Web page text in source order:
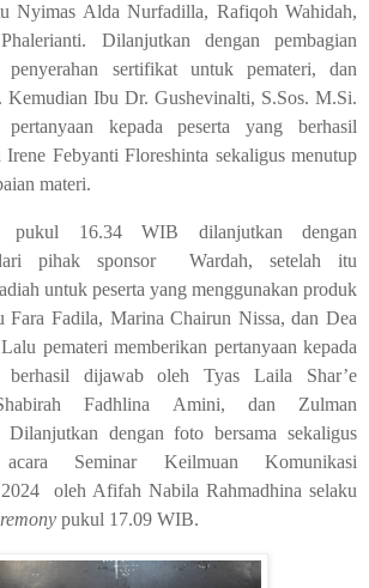
Nyimas Alda Nurfadilla, Rafiqoh Wahidah,
Dilanjutkan dengan pembagian
penyerahan sertifikat untuk pemateri, dan
Kemudian Ibu Dr. Gushevinalti, S.Sos. M.Si.
pertanyaan kepada peserta yang berhasil
Febyanti Floreshinta sekaligus menutup
materi.
pukul 16.34 WIB dilanjutkan dengan
pihak sponsor
Wardah, setelah itu
untuk peserta yang menggunakan produk
Fara Fadila, Marina Chairun Nissa, dan Dea
pemateri memberikan pertanyaan kepada
berhasil dijawab oleh Tyas Laila Shar’e
Fadhlina Amini, dan Zulman
Dilanjutkan dengan foto bersama sekaligus
acara Seminar Keilmuan Komunikasi
oleh Afifah Nabila Rahmadhina selaku
pukul 17.09 WIB.